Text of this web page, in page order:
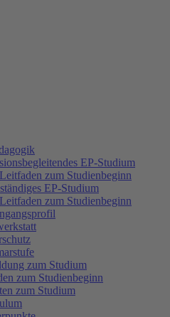
EP-Studium
Leitfaden zum Studienbeginn
EP-Studium
Leitfaden zum Studienbeginn
zum Studium
zum Studienbeginn
zum Studium